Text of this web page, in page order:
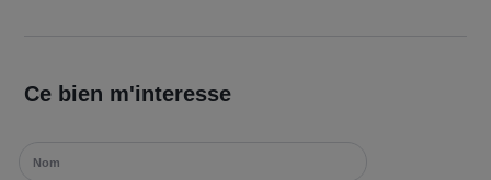
Ce bien m'interesse